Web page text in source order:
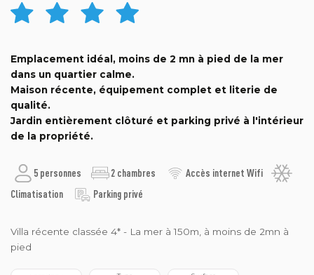
ROUQUETTE
Emplacement idéal, moins de 2 mn à pied de la mer
dans un quartier calme.
Maison récente, équipement complet et literie de
qualité.
Jardin entièrement clôturé et parking privé à l'intérieur
de la propriété.
5 personnes 2 chambres
Accès internet Wifi
Climatisation
Parking privé
Villa récente classée 4* - La mer à 150m, à moins de 2mn à
pied